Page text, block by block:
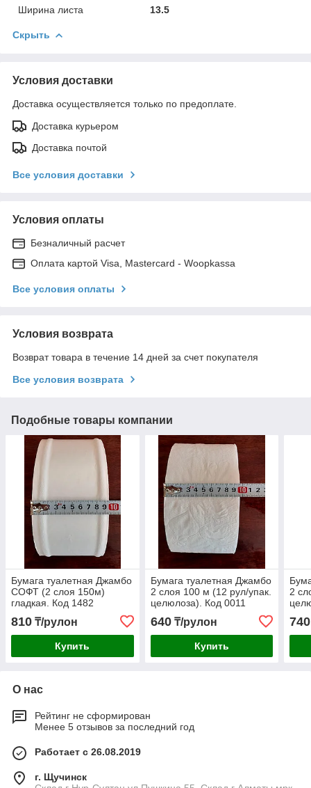
Ширина листа
13.5
Скрыть
Условия доставки
Доставка осуществляется только по предоплате.
Доставка курьером
Доставка почтой
Все условия доставки
Условия оплаты
Безналичный расчет
Оплата картой Visa, Mastercard - Woopkassa
Все условия оплаты
Условия возврата
Возврат товара в течение 14 дней за счет покупателя
Все условия возврата
Подобные товары компании
Бумага туалетная Джамбо
СОФТ (2 слоя 150м)
гладкая. Код 1482
810 ₸/рулон
Купить
Бумага туалетная Джамбо
2 слоя 100 м (12 рул/упак.
целюлоза). Код 0011
640₸/рулон
Купить
2
740
О нас
Рейтинг не сформирован
Менее 5 отзывов за последний год
Работает с 26.08.2019
г. Щучинск